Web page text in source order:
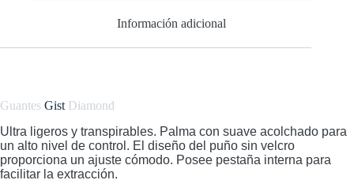
Información adicional
Guantes Gist Diamond
Ultra ligeros y transpirables. Palma con suave acolchado para
un alto nivel de control. El diseño del puño sin velcro
proporciona un ajuste cómodo. Posee pestaña interna para
facilitar la extracción.